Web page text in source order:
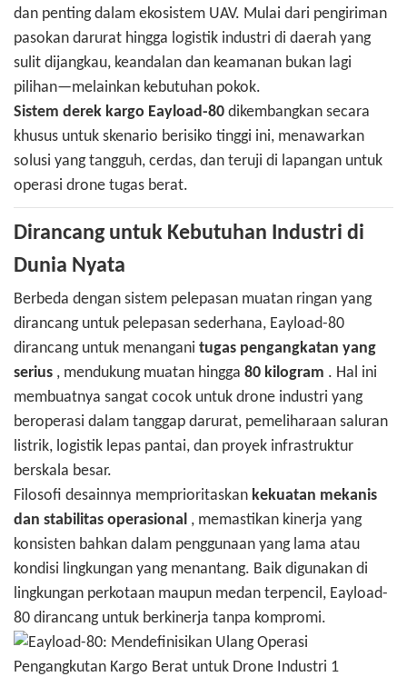
dan penting dalam ekosistem UAV. Mulai dari pengiriman
pasokan darurat hingga logistik industri di daerah yang
sulit dijangkau, keandalan dan keamanan bukan lagi
pilihan—melainkan kebutuhan pokok.
Sistem derek kargo Eayload-80 dikembangkan secara
khusus untuk skenario berisiko tinggi ini, menawarkan
solusi yang tangguh, cerdas, dan teruji di lapangan untuk
operasi drone tugas berat.
Dirancang untuk Kebutuhan Industri di
Dunia Nyata
Berbeda dengan sistem pelepasan muatan ringan yang
dirancang untuk pelepasan sederhana, Eayload-80
dirancang untuk menangani tugas pengangkatan yang
serius , mendukung muatan hingga 80 kilogram . Hal ini
membuatnya sangat cocok untuk drone industri yang
beroperasi dalam tanggap darurat, pemeliharaan saluran
listrik, logistik lepas pantai, dan proyek infrastruktur
berskala besar.
Filosofi desainnya memprioritaskan kekuatan mekanis
dan stabilitas operasional , memastikan kinerja yang
konsisten bahkan dalam penggunaan yang lama atau
kondisi lingkungan yang menantang. Baik digunakan di
lingkungan perkotaan maupun medan terpencil, Eayload-
80 dirancang untuk berkinerja tanpa kompromi.